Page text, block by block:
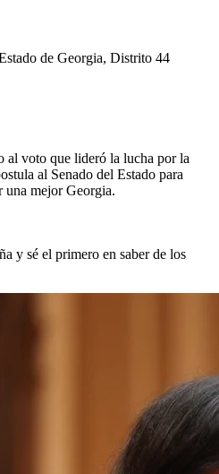
de Georgia, Distrito 44
al voto que lideró la lucha por la
al Senado del Estado para
una mejor Georgia.
y sé el primero en saber de los